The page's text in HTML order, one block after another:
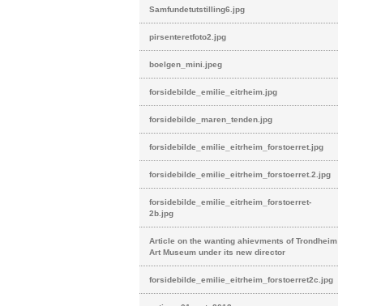
Samfundetutstilling6.jpg
pirsenteretfoto2.jpg
boelgen_mini.jpeg
forsidebilde_emilie_eitrheim.jpg
forsidebilde_maren_tenden.jpg
forsidebilde_emilie_eitrheim_forstoerret.jpg
forsidebilde_emilie_eitrheim_forstoerret.2.jpg
forsidebilde_emilie_eitrheim_forstoerret-
2b.jpg
Article on the wanting ahievments of Trondheim
Art Museum under its new director
forsidebilde_emilie_eitrheim_forstoerret2c.jpg